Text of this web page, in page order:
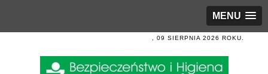
MENU
, 09 SIERPNIA 2026 ROKU.